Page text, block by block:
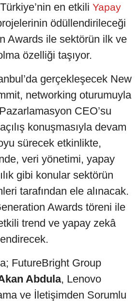
en etkili Yapay
ödüllendirileceği
Awards ile sektörün ilk ve
özelliği taşıyor.
gerçekleşecek New
networking oturumuyla
CEO’su
konuşmasıyla devam
sürecek etkinlikte,
veri yönetimi, yapay
gibi konular sektörün
tarafından ele alınacak.
Awards töreni ile
trend ve yapay zekâ
FutureBright Group
Abdula, Lenovo
ve İletişimden Sorumlu